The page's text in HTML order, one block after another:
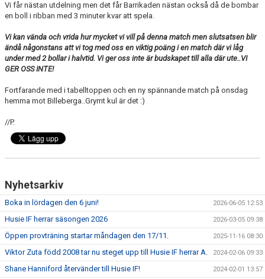
Vi får nästan utdelning men det får Barrikaden nästan också då de bombar
en boll i ribban med 3 minuter kvar att spela.
Vi kan vända och vrida hur mycket vi vill på denna match men slutsatsen blir
ändå någonstans att vi tog med oss en viktig poäng i en match där vi låg
under med 2 bollar i halvtid. Vi ger oss inte är budskapet till alla där ute..VI
GER OSS INTE!
Fortfarande med i tabelltoppen och en ny spännande match på onsdag
hemma mot Billeberga..Grymt kul är det :)
//P.
Nyhetsarkiv
Boka in lördagen den 6 juni! 2026-06-05 12:53
Husie IF herrar säsongen 2026 2026-03-05 09:38
Öppen provträning startar måndagen den 17/11. 2025-11-16 08:30
Viktor Zuta född 2008 tar nu steget upp till Husie IF herrar A. 2024-02-06 09:33
Shane Hanniford återvänder till Husie IF! 2024-02-01 13:57